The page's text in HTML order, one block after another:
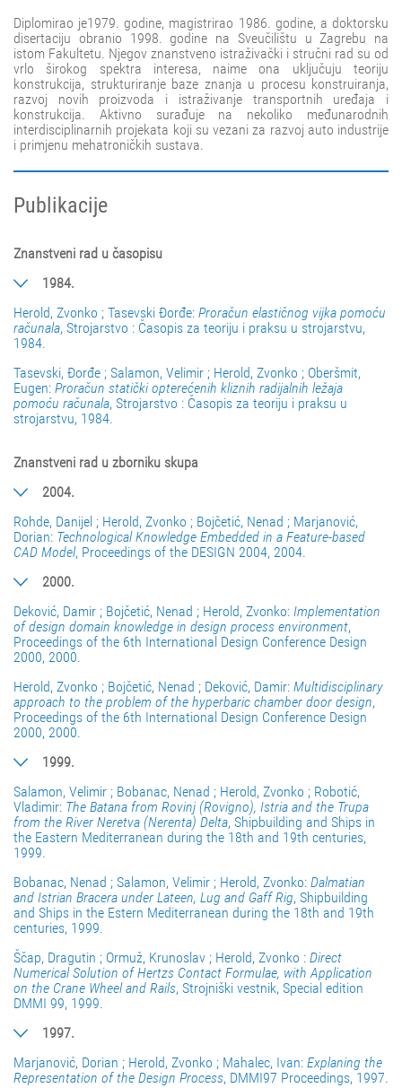
Diplomirao je1979. godine, magistrirao 1986. godine, a doktorsku
disertaciju obranio 1998. godine na Sveučilištu u Zagrebu na
istom Fakultetu. Njegov znanstveno istraživački i stručni rad su od
vrlo širokog spektra interesa, naime ona uključuju teoriju
konstrukcija, strukturiranje baze znanja u procesu konstruiranja,
razvoj novih proizvoda i istraživanje transportnih uređaja i
konstrukcija. Aktivno surađuje na nekoliko međunarodnih
interdisciplinarnih projekata koji su vezani za razvoj auto industrije
i primjenu mehatroničkih sustava.
Publikacije
Znanstveni rad u časopisu
1984.
Herold, Zvonko ; Tasevski Đorđe: Proračun elastičnog vijka pomoću
računala, Strojarstvo : Časopis za teoriju i praksu u strojarstvu,
1984.
Tasevski, Đorđe ; Salamon, Velimir ; Herold, Zvonko ; Oberšmit,
Eugen: Proračun statički opterećenih kliznih radijalnih ležaja
pomoću računala, Strojarstvo : Časopis za teoriju i praksu u
strojarstvu, 1984.
Znanstveni rad u zborniku skupa
2004.
Rohde, Danijel ; Herold, Zvonko ; Bojčetić, Nenad ; Marjanović,
Dorian: Technological Knowledge Embedded in a Feature-based
CAD Model, Proceedings of the DESIGN 2004, 2004.
2000.
Deković, Damir ; Bojčetić, Nenad ; Herold, Zvonko: Implementation
of design domain knowledge in design process environment,
Proceedings of the 6th International Design Conference Design
2000, 2000.
Herold, Zvonko ; Bojčetić, Nenad ; Deković, Damir: Multidisciplinary
approach to the problem of the hyperbaric chamber door design,
Proceedings of the 6th International Design Conference Design
2000, 2000.
1999.
Salamon, Velimir ; Bobanac, Nenad ; Herold, Zvonko ; Robotić,
Vladimir: The Batana from Rovinj (Rovigno), Istria and the Trupa
from the River Neretva (Nerenta) Delta, Shipbuilding and Ships in
the Eastern Mediterranean during the 18th and 19th centuries,
1999.
Bobanac, Nenad ; Salamon, Velimir ; Herold, Zvonko: Dalmatian
and Istrian Bracera under Lateen, Lug and Gaff Rig, Shipbuilding
and Ships in the Estern Mediterranean during the 18th and 19th
centuries, 1999.
Ščap, Dragutin ; Ormuž, Krunoslav ; Herold, Zvonko : Direct
Numerical Solution of Hertzs Contact Formulae, with Application
on the Crane Wheel and Rails, Strojniški vestnik, Special edition
DMMI 99, 1999.
1997.
Marjanović, Dorian ; Herold, Zvonko ; Mahalec, Ivan: Explaning the
Representation of the Design Process, DMMI97 Proceedings, 1997.